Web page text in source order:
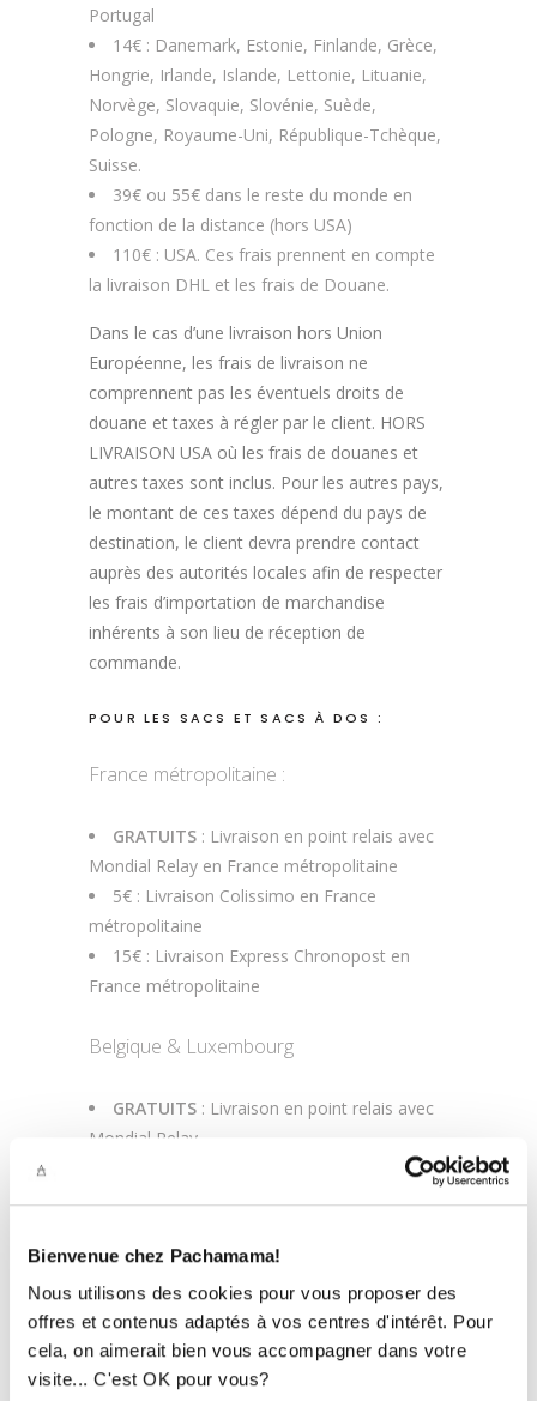
Bienvenue chez Pachamama!
Nous utilisons des cookies pour vous proposer des
offres et contenus adaptés à vos centres d'intérêt. Pour
cela, on aimerait bien vous accompagner dans votre
visite... C'est OK pour vous?
Portugal
14€ : Danemark, Estonie, Finlande, Grèce,
Hongrie, Irlande, Islande, Lettonie, Lituanie,
Norvège, Slovaquie, Slovénie, Suède,
Pologne, Royaume-Uni, République-Tchèque,
Suisse.
39€ ou 55€ dans le reste du monde en
fonction de la distance (hors USA)
110€ : USA. Ces frais prennent en compte
la livraison DHL et les frais de Douane.
Dans le cas d’une livraison hors Union
Européenne, les frais de livraison ne
comprennent pas les éventuels droits de
douane et taxes à régler par le client. HORS
LIVRAISON USA où les frais de douanes et
autres taxes sont inclus. Pour les autres pays,
le montant de ces taxes dépend du pays de
destination, le client devra prendre contact
auprès des autorités locales afin de respecter
les frais d’importation de marchandise
inhérents à son lieu de réception de
commande.
POUR LES SACS ET SACS À DOS :
France métropolitaine :
GRATUITS : Livraison en point relais avec
Mondial Relay en France métropolitaine
5€ : Livraison Colissimo en France
métropolitaine
15€ : Livraison Express Chronopost en
France métropolitaine
Belgique & Luxembourg
GRATUITS : Livraison en point relais avec
Mondial Relay
9€ : Allemagne, Espagne, Italie, Pays-Bas,
Portugal
14€ : Danemark, Estonie, Finlande, Grèce,
Hongrie, Irlande, Islande, Lettonie, Lituanie,